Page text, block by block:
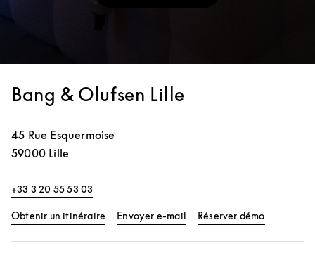
Bang & Olufsen Lille
45 Rue Esquermoise
59000 Lille
+33 3 20 55 53 03
Obtenir un itinéraire Link Opens in New Tab
Envoyer e-mail Réserver démo